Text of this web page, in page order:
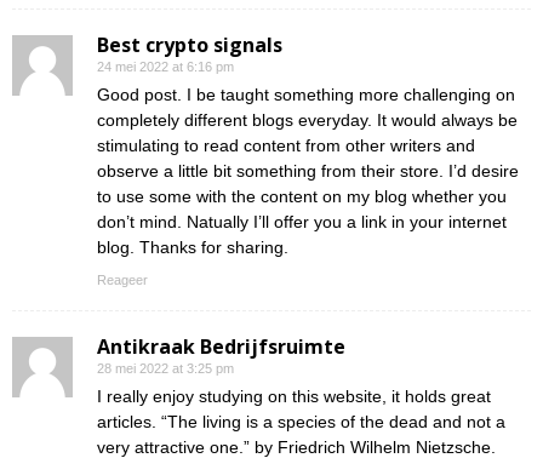
Best crypto signals
24 mei 2022 at 6:16 pm
Good post. I be taught something more challenging on
completely different blogs everyday. It would always be
stimulating to read content from other writers and
observe a little bit something from their store. I’d desire
to use some with the content on my blog whether you
don’t mind. Natually I’ll offer you a link in your internet
blog. Thanks for sharing.
Reageer
Antikraak Bedrijfsruimte
28 mei 2022 at 3:25 pm
I really enjoy studying on this website, it holds great
articles. “The living is a species of the dead and not a
very attractive one.” by Friedrich Wilhelm Nietzsche.